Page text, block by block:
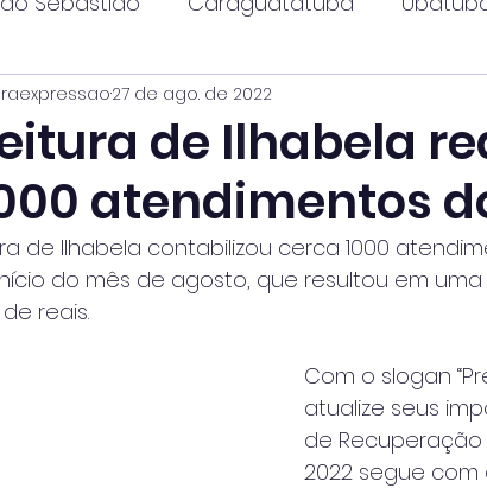
Guaratinguetá
de Ilhabela
atendimentos
27 de ago. de 2022
de Ilhabela contabilizou cerca 1000
do mês de agosto, que resultou em
reais.
Com o slogan
atualize seus
de Recuperação
2022 segue